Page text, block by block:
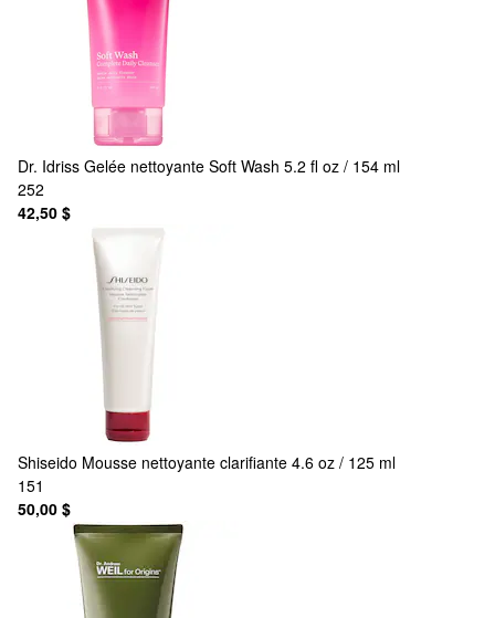
Dr. Idriss Gelée nettoyante Soft Wash 5.2 fl oz / 154 ml
252
42,50 $
Shiseido Mousse nettoyante clarifiante 4.6 oz / 125 ml
151
50,00 $